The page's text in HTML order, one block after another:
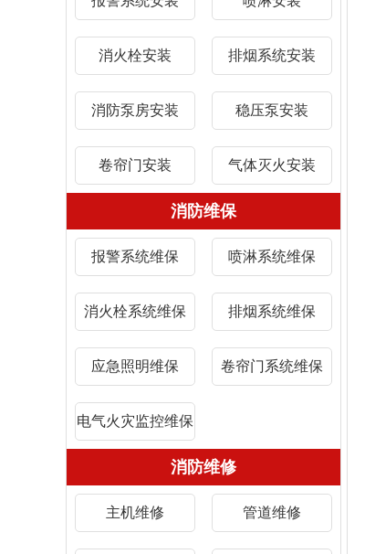
消火栓安装 排烟系统安装
消防泵房安装 稳压泵安装
卷帘门安装 气体灭火安装
消防维保
报警系统维保 喷淋系统维保
消火栓系统维保 排烟系统维保
应急照明维保 卷帘门系统维保
电气火灾监控维保
消防维修
主机维修 管道维修